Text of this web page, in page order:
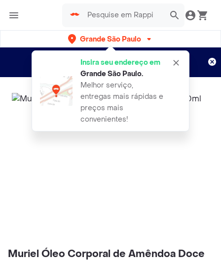
Grande São Paulo
Insira seu endereço em
Grande São Paulo.
Melhor serviço,
entregas mais rápidas e
preços mais
convenientes!
Entregas grátis por 15 dias!
Aplicam T&C
Muriel Óleo Corporal de Amêndoa Doce